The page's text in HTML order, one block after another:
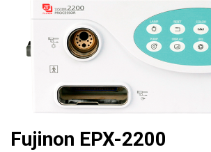
Fujinon EPX-2200